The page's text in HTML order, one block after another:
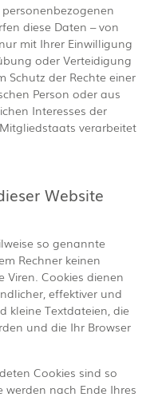
diese Daten – von
mit Ihrer Einwilligung
oder Verteidigung
Schutz der Rechte einer
Person oder aus
Interesses der
verarbeitet
Website
so genannte
Rechner keinen
Cookies dienen
effektiver und
kleine Textdateien, die
und die Ihr Browser
Cookies sind so
werden nach Ende Ihres